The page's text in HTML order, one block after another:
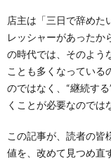
店主は「三日で辞めた
レッシャーがあったか
の時代では、そのよう
ことも多くなっている
のではなく、“継続す
くことが必要なのでは
この記事が、読者の皆
値を、改めて見つめ直